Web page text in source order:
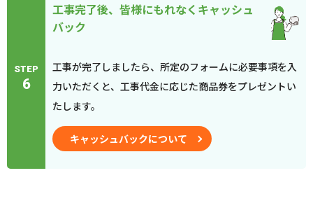
STEP
6
工事完了後、皆様にもれなくキャッシュ
バック
工事が完了しましたら、所定のフォームに必要事項を入
力いただくと、工事代金に応じた商品券をプレゼントい
たします。
キャッシュバックについて